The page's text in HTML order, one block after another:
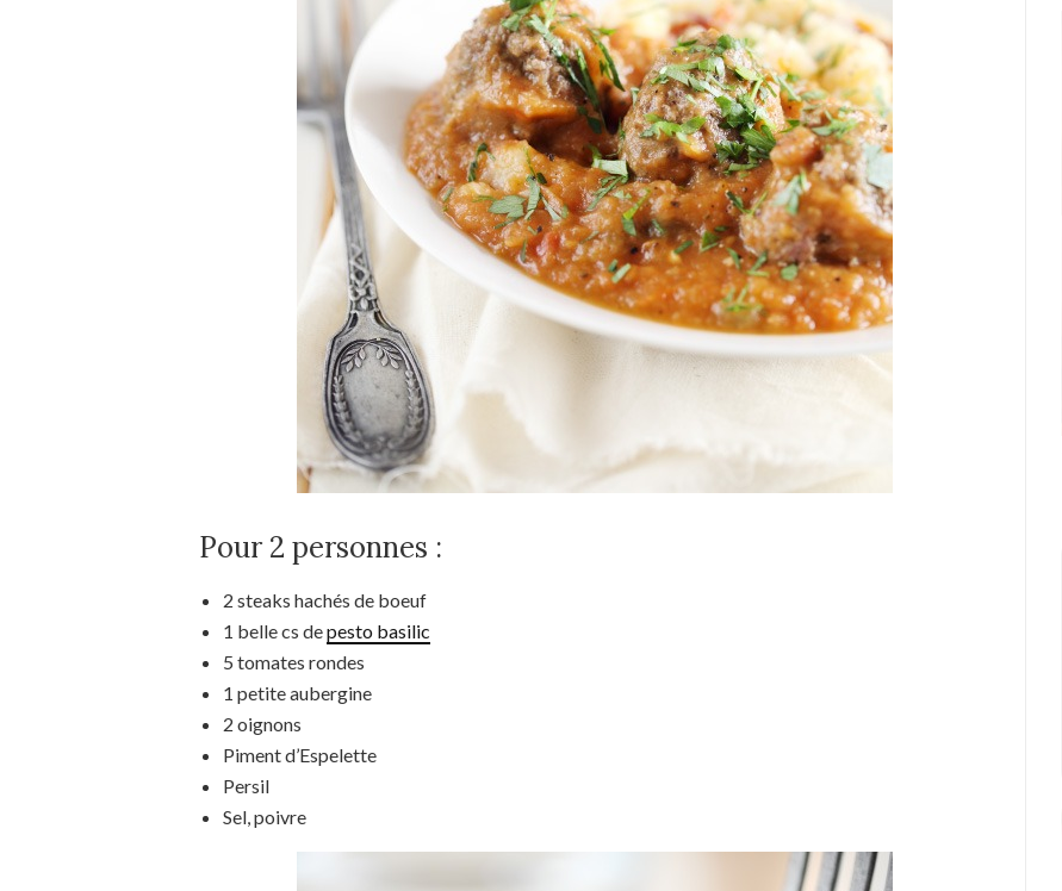
Pour 2 personnes :
2 steaks hachés de boeuf
1 belle cs depesto basilic
5 tomates rondes
1 petite aubergine
2 oignons
Piment d’Espelette
Persil
Sel, poivre